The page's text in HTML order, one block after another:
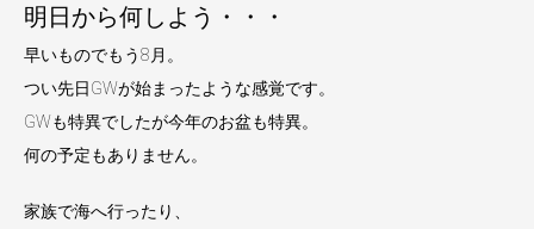
明日から何しよう・・・
早いものでもう8月。
つい先日GWが始まったような感覚です。
GWも特異でしたが今年のお盆も特異。
何の予定もありません。
家族で海へ行ったり、